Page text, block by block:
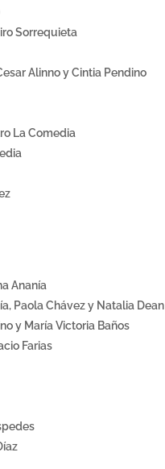
Sorrequieta
Alinno y Cintia Pendino
La Comedia
Ananía
Paola Chávez y Natalia Dean
y María Victoria Baños
Farias